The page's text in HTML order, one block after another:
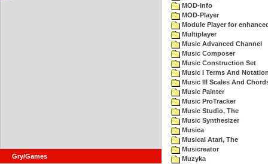
Gry/Games
MOD-Info
MOD-Player
Module Player for
Multiplayer
Music Advanced Channel
Music Composer
Music Construction Set
Music I Terms And
Music III Scales And
Music Painter
Music ProTracker
Music Studio, The
Music Synthesizer
Musica
Musical Atari, The
Musicreator
Muzyka